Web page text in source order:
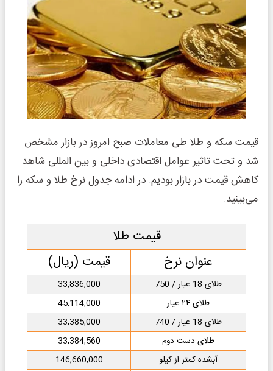
قیمت سکه و طلا طی معاملات صبح امروز در بازار مشخص
شد و تحت تاثیر عوامل اقتصادی داخلی و بین المللی شاهد
کاهش قیمت در بازار بودیم. در ادامه جدول نرخ طلا و سکه را
می‌بینید.
قیمت طلا
عنوان نرخ
قیمت (ریال)
طلای 18 عیار / 750
33,836,000
طلای ۲۴ عیار
45,114,000
طلای 18 عیار / 740
33,385,000
طلای دست دوم
33,384,560
آبشده کمتر از کیلو
146,660,000